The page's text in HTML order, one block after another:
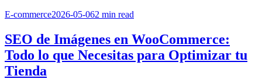
E-commerce2026-05-062 min read
SEO de Imágenes en WooCommerce:
Todo lo que Necesitas para Optimizar tu
Tienda